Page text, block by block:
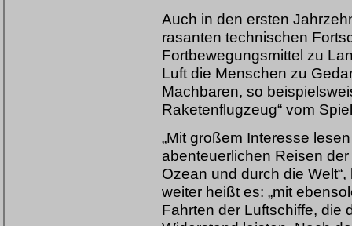
Auch in den ersten
rasanten technischen
Fortbewegungsmittel zu
Luft die Menschen zu
Machbaren, so
Raketenflugzeug“ vom
„Mit großem Interesse
abenteuerlichen Reisen
Ozean und durch die
weiter heißt es: „mit
Fahrten der Luftschiffe, die